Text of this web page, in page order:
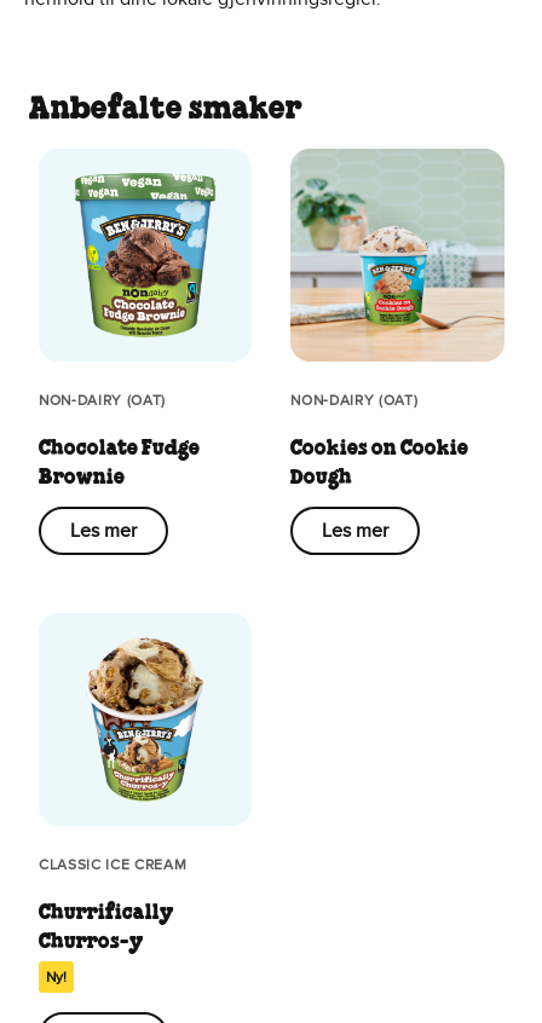
Anbefalte smaker
NON-DAIRY (OAT)
Chocolate Fudge
Brownie
Les mer
NON-DAIRY (OAT)
Cookies on Cookie
Dough
Les mer
CLASSIC ICE CREAM
Churrifically
Churros-y
Ny!